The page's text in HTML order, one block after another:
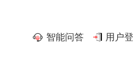
智能问答 用户